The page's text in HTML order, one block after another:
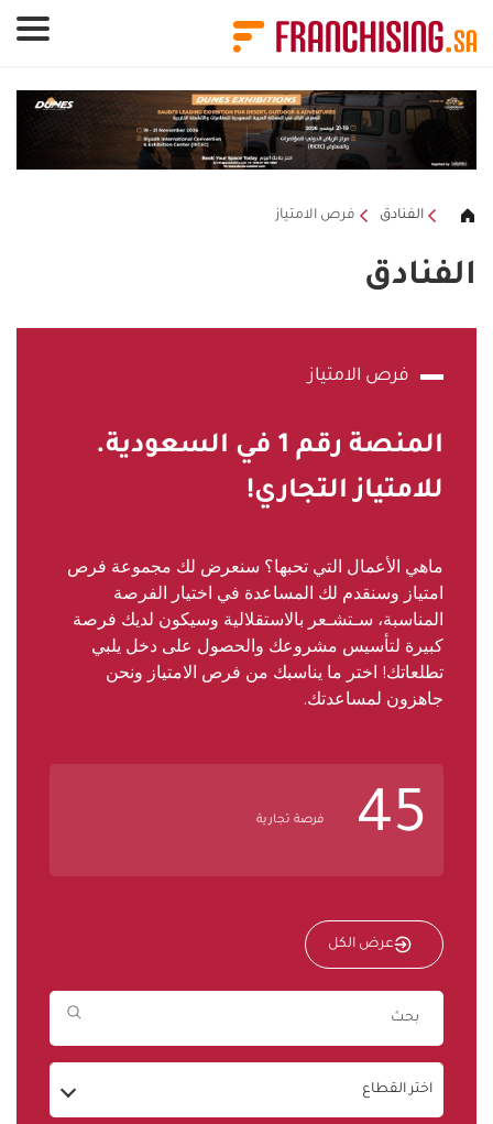
الفنادق فرص الامتياز
الفنادق
فرص الامتياز
المنصة رقم 1 في السعودية.
للامتياز التجاري!
ماهي الأعمال التي تحبها؟ سنعرض لك مجموعة فرص
امتياز وسنقدم لك المساعدة في اختيار الفرصة
المناسبة، سـتشـعر بالاستقلالية وسيكون لديك فرصة
كبيرة لتأسيس مشروعك والحصول على دخل يلبي
تطلعاتك! اختر ما يناسبك من فرص الامتياز ونحن
جاهزون لمساعدتك.
45 فرصة تجارية
عرض الكل
اختر القطاع
لوحة إدارة ملفات تعريف الارتباط